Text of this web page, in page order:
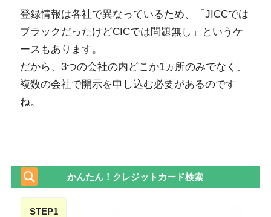
登録情報は各社で異なっているため、「JICCでは
ブラックだったけどCICでは問題無し」というケ
ースもあります。
だから、3つの会社の内どこか1ヵ所のみでなく、
複数の会社で開示を申し込む必要があるのです
ね。
かんたん！クレジットカード検索
STEP1